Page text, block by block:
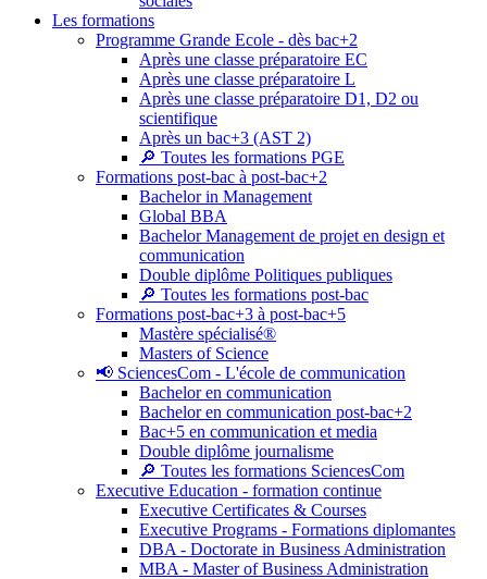
Les formations
Programme Grande Ecole - dès bac+2
Après une classe préparatoire EC
Après une classe préparatoire L
Après une classe préparatoire D1, D2 ou
scientifique
Après un bac+3 (AST 2)
🔎 Toutes les formations PGE
Formations post-bac à post-bac+2
Bachelor in Management
Global BBA
Bachelor Management de projet en design et
communication
Double diplôme Politiques publiques
🔎 Toutes les formations post-bac
Formations post-bac+3 à post-bac+5
Mastère spécialisé®
Masters of Science
📢 SciencesCom - L'école de communication
Bachelor en communication
Bachelor en communication post-bac+2
Bac+5 en communication et media
Double diplôme journalisme
🔎 Toutes les formations SciencesCom
Executive Education - formation continue
Executive Certificates & Courses
Executive Programs - Formations diplomantes
DBA - Doctorate in Business Administration
MBA - Master of Business Administration